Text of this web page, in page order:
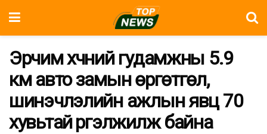
Эрчим хүчний гудамжны 5.9
км авто замын өргөтгөл,
шинэчлэлийн ажлын явц 70
хувьтай үргэлжилж байна